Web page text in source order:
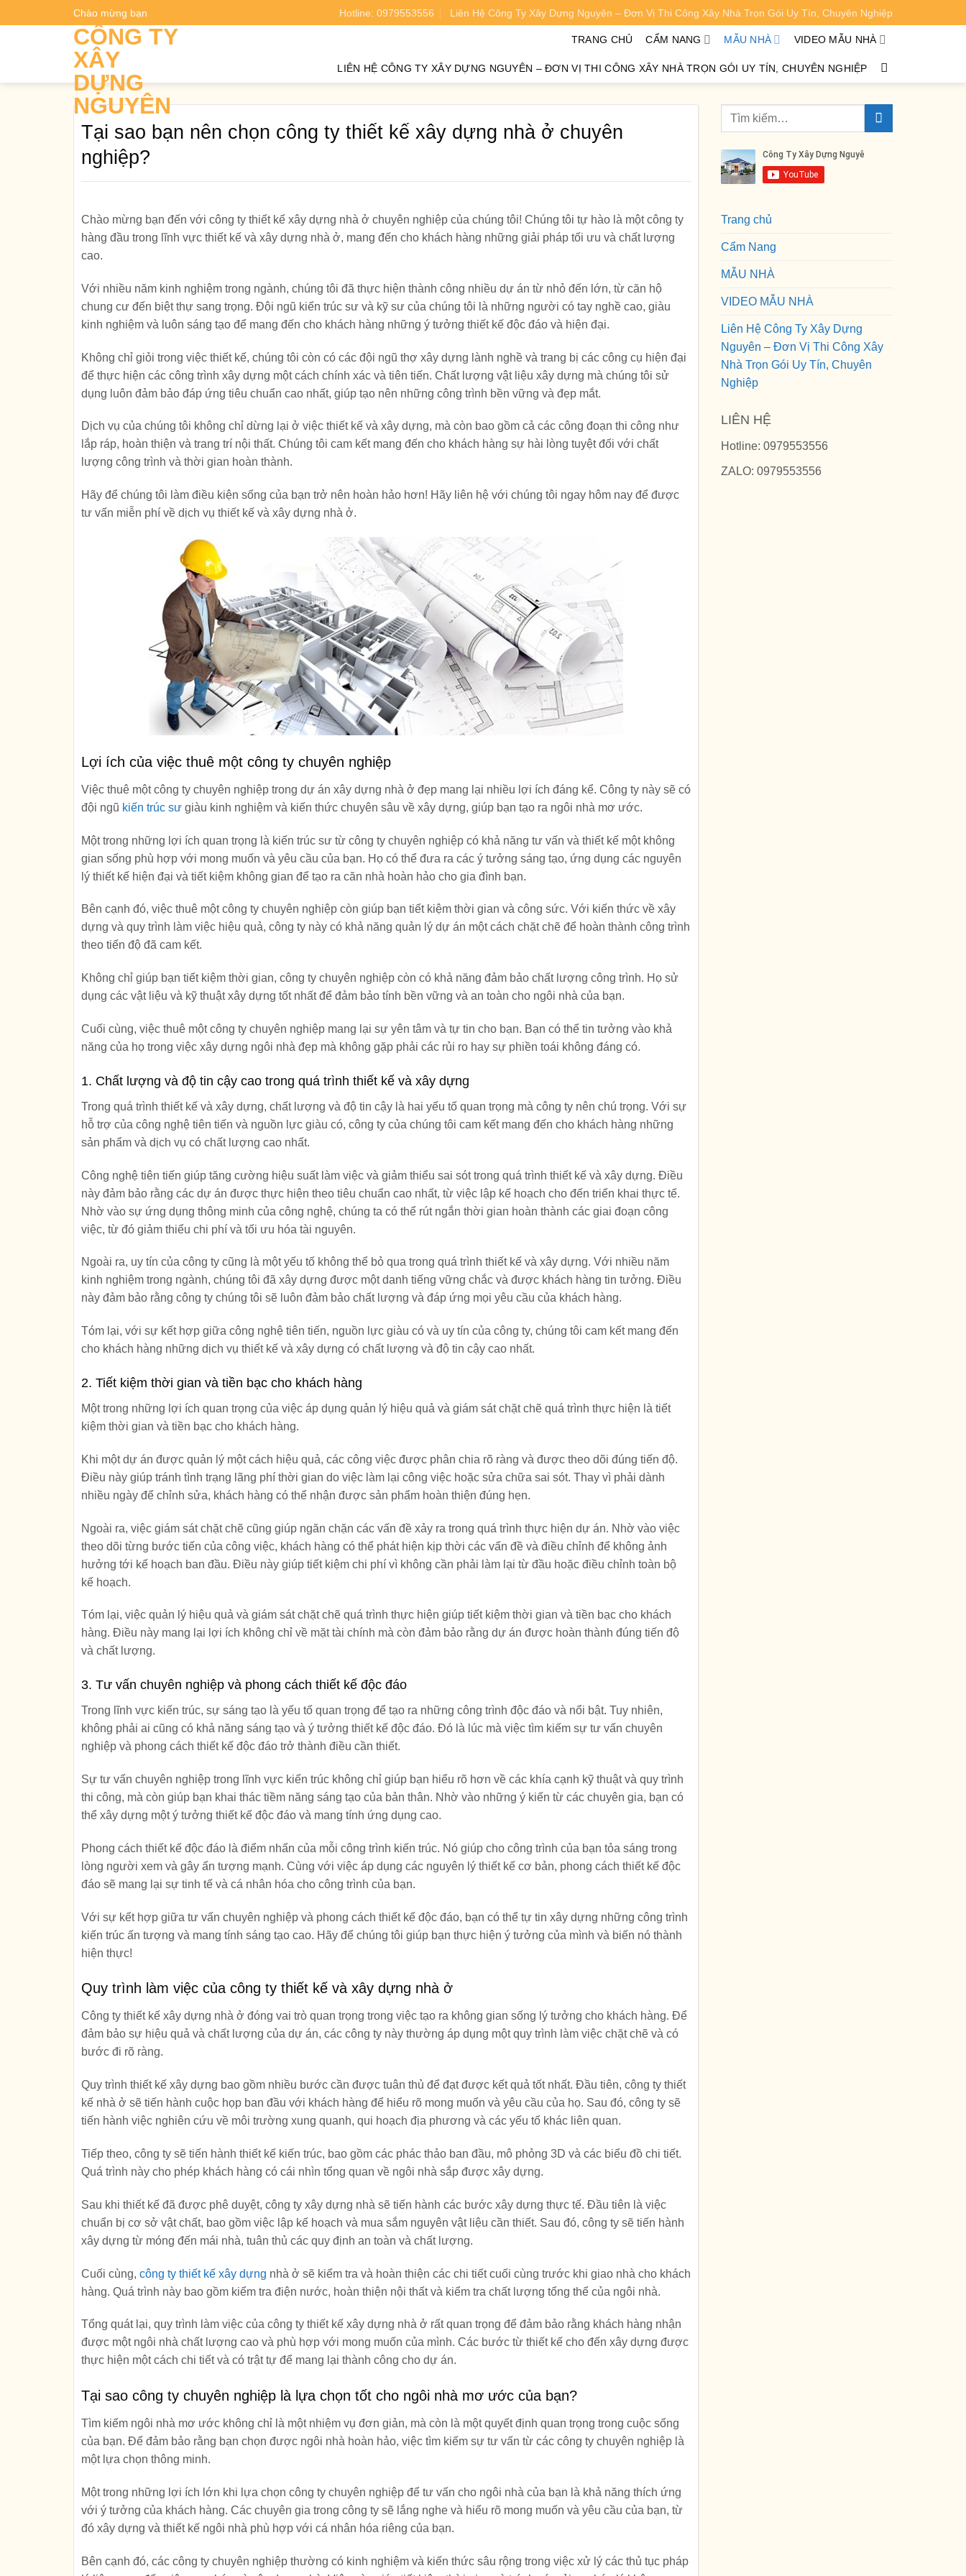
to
Chào mừng bạn Hotline: 0979553556 Liên Hệ Công Ty Xây Dựng Nguyên – Đơn Vị Thi Công Xây Nhà Trọn Gói Uy Tín, Chuyên Nghiệp
CÔNG TY
XÂY
DỰNG
NGUYÊN
TRANG CHỦ CẨM NANG MẪU NHÀ VIDEO MẪU NHÀ
LIÊN HỆ CÔNG TY XÂY DỰNG NGUYÊN – ĐƠN VỊ THI CÔNG XÂY NHÀ TRỌN GÓI UY TÍN, CHUYÊN NGHIỆP
Tại sao bạn nên chọn công ty thiết kế xây dựng nhà ở chuyên
nghiệp?
Chào mừng bạn đến với công ty thiết kế xây dựng nhà ở chuyên nghiệp của chúng tôi! Chúng tôi tự hào là một công ty
hàng đầu trong lĩnh vực thiết kế và xây dựng nhà ở, mang đến cho khách hàng những giải pháp tối ưu và chất lượng
cao.
Với nhiều năm kinh nghiệm trong ngành, chúng tôi đã thực hiện thành công nhiều dự án từ nhỏ đến lớn, từ căn hộ
chung cư đến biệt thự sang trọng. Đội ngũ kiến trúc sư và kỹ sư của chúng tôi là những người có tay nghề cao, giàu
kinh nghiệm và luôn sáng tạo để mang đến cho khách hàng những ý tưởng thiết kế độc đáo và hiện đại.
Không chỉ giỏi trong việc thiết kế, chúng tôi còn có các đội ngũ thợ xây dựng lành nghề và trang bị các công cụ hiện đại
để thực hiện các công trình xây dựng một cách chính xác và tiên tiến. Chất lượng vật liệu xây dựng mà chúng tôi sử
dụng luôn đảm bảo đáp ứng tiêu chuẩn cao nhất, giúp tạo nên những công trình bền vững và đẹp mắt.
Dịch vụ của chúng tôi không chỉ dừng lại ở việc thiết kế và xây dựng, mà còn bao gồm cả các công đoạn thi công như
lắp ráp, hoàn thiện và trang trí nội thất. Chúng tôi cam kết mang đến cho khách hàng sự hài lòng tuyệt đối với chất
lượng công trình và thời gian hoàn thành.
Hãy để chúng tôi làm điều kiện sống của bạn trở nên hoàn hảo hơn! Hãy liên hệ với chúng tôi ngay hôm nay để được
tư vấn miễn phí về dịch vụ thiết kế và xây dựng nhà ở.
Lợi ích của việc thuê một công ty chuyên nghiệp
Việc thuê một công ty chuyên nghiệp trong dự án xây dựng nhà ở đẹp mang lại nhiều lợi ích đáng kể. Công ty này sẽ có
đội ngũ kiến trúc sư giàu kinh nghiệm và kiến thức chuyên sâu về xây dựng, giúp bạn tạo ra ngôi nhà mơ ước.
Một trong những lợi ích quan trọng là kiến trúc sư từ công ty chuyên nghiệp có khả năng tư vấn và thiết kế một không
gian sống phù hợp với mong muốn và yêu cầu của bạn. Họ có thể đưa ra các ý tưởng sáng tạo, ứng dụng các nguyên
lý thiết kế hiện đại và tiết kiệm không gian để tạo ra căn nhà hoàn hảo cho gia đình bạn.
Bên cạnh đó, việc thuê một công ty chuyên nghiệp còn giúp bạn tiết kiệm thời gian và công sức. Với kiến thức về xây
dựng và quy trình làm việc hiệu quả, công ty này có khả năng quản lý dự án một cách chặt chẽ để hoàn thành công trình
theo tiến độ đã cam kết.
Không chỉ giúp bạn tiết kiệm thời gian, công ty chuyên nghiệp còn có khả năng đảm bảo chất lượng công trình. Họ sử
dụng các vật liệu và kỹ thuật xây dựng tốt nhất để đảm bảo tính bền vững và an toàn cho ngôi nhà của bạn.
Cuối cùng, việc thuê một công ty chuyên nghiệp mang lại sự yên tâm và tự tin cho bạn. Bạn có thể tin tưởng vào khả
năng của họ trong việc xây dựng ngôi nhà đẹp mà không gặp phải các rủi ro hay sự phiền toái không đáng có.
1. Chất lượng và độ tin cậy cao trong quá trình thiết kế và xây dựng
Trong quá trình thiết kế và xây dựng, chất lượng và độ tin cậy là hai yếu tố quan trọng mà công ty nên chú trọng. Với sự
hỗ trợ của công nghệ tiên tiến và nguồn lực giàu có, công ty của chúng tôi cam kết mang đến cho khách hàng những
sản phẩm và dịch vụ có chất lượng cao nhất.
Công nghệ tiên tiến giúp tăng cường hiệu suất làm việc và giảm thiểu sai sót trong quá trình thiết kế và xây dựng. Điều
này đảm bảo rằng các dự án được thực hiện theo tiêu chuẩn cao nhất, từ việc lập kế hoạch cho đến triển khai thực tế.
Nhờ vào sự ứng dụng thông minh của công nghệ, chúng ta có thể rút ngắn thời gian hoàn thành các giai đoạn công
việc, từ đó giảm thiểu chi phí và tối ưu hóa tài nguyên.
Ngoài ra, uy tín của công ty cũng là một yếu tố không thể bỏ qua trong quá trình thiết kế và xây dựng. Với nhiều năm
kinh nghiệm trong ngành, chúng tôi đã xây dựng được một danh tiếng vững chắc và được khách hàng tin tưởng. Điều
này đảm bảo rằng công ty chúng tôi sẽ luôn đảm bảo chất lượng và đáp ứng mọi yêu cầu của khách hàng.
Tóm lại, với sự kết hợp giữa công nghệ tiên tiến, nguồn lực giàu có và uy tín của công ty, chúng tôi cam kết mang đến
cho khách hàng những dịch vụ thiết kế và xây dựng có chất lượng và độ tin cậy cao nhất.
2. Tiết kiệm thời gian và tiền bạc cho khách hàng
Một trong những lợi ích quan trọng của việc áp dụng quản lý hiệu quả và giám sát chặt chẽ quá trình thực hiện là tiết
kiệm thời gian và tiền bạc cho khách hàng.
Khi một dự án được quản lý một cách hiệu quả, các công việc được phân chia rõ ràng và được theo dõi đúng tiến độ.
Điều này giúp tránh tình trạng lãng phí thời gian do việc làm lại công việc hoặc sửa chữa sai sót. Thay vì phải dành
nhiều ngày để chỉnh sửa, khách hàng có thể nhận được sản phẩm hoàn thiện đúng hẹn.
Ngoài ra, việc giám sát chặt chẽ cũng giúp ngăn chặn các vấn đề xảy ra trong quá trình thực hiện dự án. Nhờ vào việc
theo dõi từng bước tiến của công việc, khách hàng có thể phát hiện kịp thời các vấn đề và điều chỉnh để không ảnh
hưởng tới kế hoạch ban đầu. Điều này giúp tiết kiệm chi phí vì không cần phải làm lại từ đầu hoặc điều chỉnh toàn bộ
kế hoạch.
Tóm lại, việc quản lý hiệu quả và giám sát chặt chẽ quá trình thực hiện giúp tiết kiệm thời gian và tiền bạc cho khách
hàng. Điều này mang lại lợi ích không chỉ về mặt tài chính mà còn đảm bảo rằng dự án được hoàn thành đúng tiến độ
và chất lượng.
3. Tư vấn chuyên nghiệp và phong cách thiết kế độc đáo
Trong lĩnh vực kiến trúc, sự sáng tạo là yếu tố quan trọng để tạo ra những công trình độc đáo và nổi bật. Tuy nhiên,
không phải ai cũng có khả năng sáng tạo và ý tưởng thiết kế độc đáo. Đó là lúc mà việc tìm kiếm sự tư vấn chuyên
nghiệp và phong cách thiết kế độc đáo trở thành điều cần thiết.
Sự tư vấn chuyên nghiệp trong lĩnh vực kiến trúc không chỉ giúp bạn hiểu rõ hơn về các khía cạnh kỹ thuật và quy trình
thi công, mà còn giúp bạn khai thác tiềm năng sáng tạo của bản thân. Nhờ vào những ý kiến ​​từ các chuyên gia, bạn có
thể xây dựng một ý tưởng thiết kế độc đáo và mang tính ứng dụng cao.
Phong cách thiết kế độc đáo là điểm nhấn của mỗi công trình kiến trúc. Nó giúp cho công trình của bạn tỏa sáng trong
lòng người xem và gây ấn tượng mạnh. Cùng với việc áp dụng các nguyên lý thiết kế cơ bản, phong cách thiết kế độc
đáo sẽ mang lại sự tinh tế và cá nhân hóa cho công trình của bạn.
Với sự kết hợp giữa tư vấn chuyên nghiệp và phong cách thiết kế độc đáo, bạn có thể tự tin xây dựng những công trình
kiến trúc ấn tượng và mang tính sáng tạo cao. Hãy để chúng tôi giúp bạn thực hiện ý tưởng của mình và biến nó thành
hiện thực!
Quy trình làm việc của công ty thiết kế và xây dựng nhà ở
Công ty thiết kế xây dựng nhà ở đóng vai trò quan trọng trong việc tạo ra không gian sống lý tưởng cho khách hàng. Để
đảm bảo sự hiệu quả và chất lượng của dự án, các công ty này thường áp dụng một quy trình làm việc chặt chẽ và có
bước đi rõ ràng.
Quy trình thiết kế xây dựng bao gồm nhiều bước cần được tuân thủ để đạt được kết quả tốt nhất. Đầu tiên, công ty thiết
kế nhà ở sẽ tiến hành cuộc họp ban đầu với khách hàng để hiểu rõ mong muốn và yêu cầu của họ. Sau đó, công ty sẽ
tiến hành việc nghiên cứu về môi trường xung quanh, qui hoạch địa phương và các yếu tố khác liên quan.
Tiếp theo, công ty sẽ tiến hành thiết kế kiến trúc, bao gồm các phác thảo ban đầu, mô phỏng 3D và các biểu đồ chi tiết.
Quá trình này cho phép khách hàng có cái nhìn tổng quan về ngôi nhà sắp được xây dựng.
Sau khi thiết kế đã được phê duyệt, công ty xây dựng nhà sẽ tiến hành các bước xây dựng thực tế. Đầu tiên là việc
chuẩn bị cơ sở vật chất, bao gồm việc lập kế hoạch và mua sắm nguyên vật liệu cần thiết. Sau đó, công ty sẽ tiến hành
xây dựng từ móng đến mái nhà, tuân thủ các quy định an toàn và chất lượng.
Cuối cùng, công ty thiết kế xây dựng nhà ở sẽ kiểm tra và hoàn thiện các chi tiết cuối cùng trước khi giao nhà cho khách
hàng. Quá trình này bao gồm kiểm tra điện nước, hoàn thiện nội thất và kiểm tra chất lượng tổng thể của ngôi nhà.
Tổng quát lại, quy trình làm việc của công ty thiết kế xây dựng nhà ở rất quan trọng để đảm bảo rằng khách hàng nhận
được một ngôi nhà chất lượng cao và phù hợp với mong muốn của mình. Các bước từ thiết kế cho đến xây dựng được
thực hiện một cách chi tiết và có trật tự để mang lại thành công cho dự án.
Tại sao công ty chuyên nghiệp là lựa chọn tốt cho ngôi nhà mơ ước của bạn?
Tìm kiếm ngôi nhà mơ ước không chỉ là một nhiệm vụ đơn giản, mà còn là một quyết định quan trọng trong cuộc sống
của bạn. Để đảm bảo rằng bạn chọn được ngôi nhà hoàn hảo, việc tìm kiếm sự tư vấn từ các công ty chuyên nghiệp là
một lựa chọn thông minh.
Một trong những lợi ích lớn khi lựa chọn công ty chuyên nghiệp để tư vấn cho ngôi nhà của bạn là khả năng thích ứng
với ý tưởng của khách hàng. Các chuyên gia trong công ty sẽ lắng nghe và hiểu rõ mong muốn và yêu cầu của bạn, từ
đó xây dựng và thiết kế ngôi nhà phù hợp với cá nhân hóa riêng của bạn.
Bên cạnh đó, các công ty chuyên nghiệp thường có kinh nghiệm và kiến thức sâu rộng trong việc xử lý các thủ tục pháp
Trang chủ
Cẩm Nang
MẪU NHÀ
VIDEO MẪU NHÀ
Liên Hệ Công Ty Xây Dựng
Nguyên – Đơn Vị Thi Công Xây
Nhà Trọn Gói Uy Tín, Chuyên
Nghiệp
LIÊN HỆ
Hotline: 0979553556
ZALO: 0979553556
Dự toán chi phí xây nhà chính xác 95%. XEM CHI TIẾT